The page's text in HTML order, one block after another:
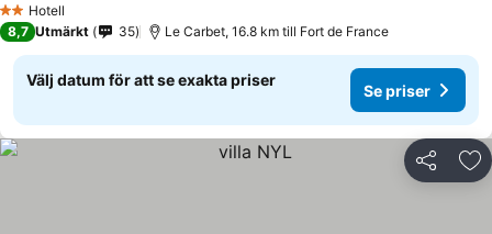
2 Stjärnor
Hotell
8,7 Utmärkt 35 Le Carbet, 16.8 km till Fort de France
Välj datum för att se exakta priser
Se priser
Dela